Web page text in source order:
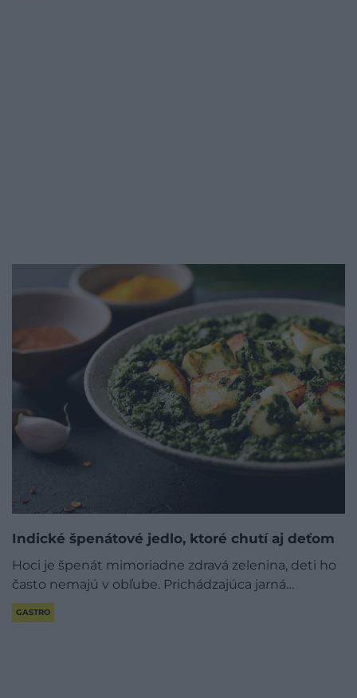
Indické špenátové jedlo, ktoré chutí aj deťom
Hoci je špenát mimoriadne zdravá zelenina, deti ho
často nemajú v obľube. Prichádzajúca jarná…
GASTRO